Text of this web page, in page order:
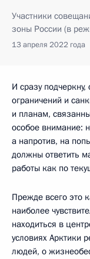
Участники
зоны России (в
13 апреля 2022 года
И сразу
ограничений и
и планам,
особое внимание:
а напротив, на
должны ответить
работы как по
Прежде всего это
наиболее
находиться в
условиях Арктики
людей, о